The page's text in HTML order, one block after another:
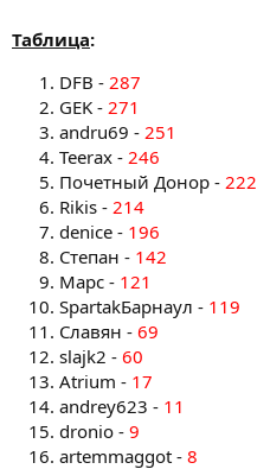
Таблица:
DFB - 287
GEK - 271
andru69 - 251
Teerax - 246
Почетный Донор - 222
Rikis - 214
denice - 196
Степан - 142
Марс - 121
SpartakБарнаул - 119
Славян - 69
slajk2 - 60
Atrium - 17
andrey623 - 11
dronio - 9
artemmaggot - 8